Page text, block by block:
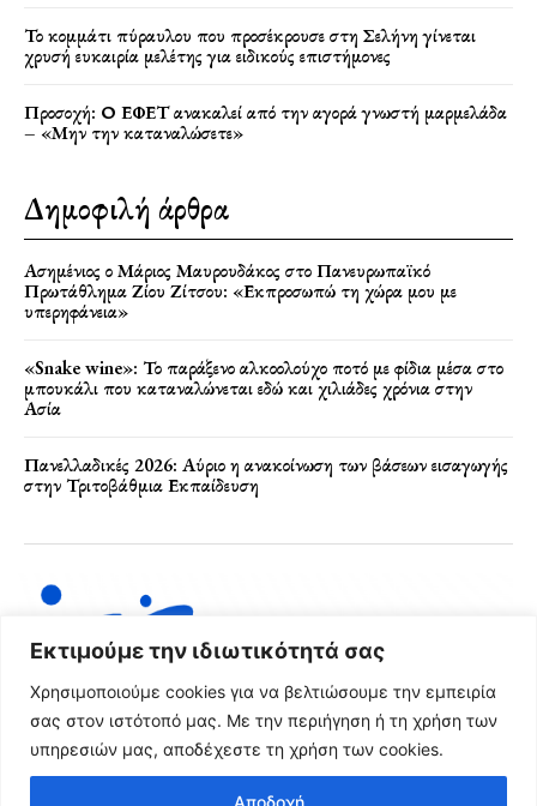
Εκτιμούμε την ιδιωτικότητά σας
Χρησιμοποιούμε cookies για να βελτιώσουμε την εμπειρία
σας στον ιστότοπό μας. Με την περιήγηση ή τη χρήση των
υπηρεσιών μας, αποδέχεστε τη χρήση των cookies.
Αποδοχή
Το κομμάτι πύραυλου που προσέκρουσε στη Σελήνη γίνεται
χρυσή ευκαιρία μελέτης για ειδικούς επιστήμονες
Προσοχή: Ο ΕΦΕΤ ανακαλεί από την αγορά γνωστή μαρμελάδα
– «Μην την καταναλώσετε»
Δημοφιλή άρθρα
Ασημένιος ο Μάριος Μαυρουδάκος στο Πανευρωπαϊκό
Πρωτάθλημα Ζίου Ζίτσου: «Εκπροσωπώ τη χώρα μου με
υπερηφάνεια»
«Snake wine»: Το παράξενο αλκοολούχο ποτό με φίδια μέσα στο
μπουκάλι που καταναλώνεται εδώ και χιλιάδες χρόνια στην
Ασία
Πανελλαδικές 2026: Αύριο η ανακοίνωση των βάσεων εισαγωγής
στην Τριτοβάθμια Εκπαίδευση
Όροι Χρήσης & Πολιτική Απορρήτου